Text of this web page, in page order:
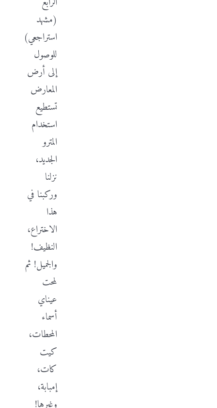
(مشهد
استراجعي)
للوصول
إلى أرض
المعارض
تستطيع
استخدام
المترو
الجديد،
نزلنا
وركبنا في
هذا
الاختراع،
النظيف!
والجميل! ثم
لمحت
عيناي
أسماء
المحطات،
كيت
كات،
إمبابة،